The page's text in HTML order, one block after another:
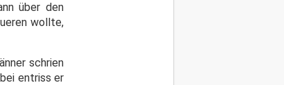
über den
wollte,
schrien
entriss er